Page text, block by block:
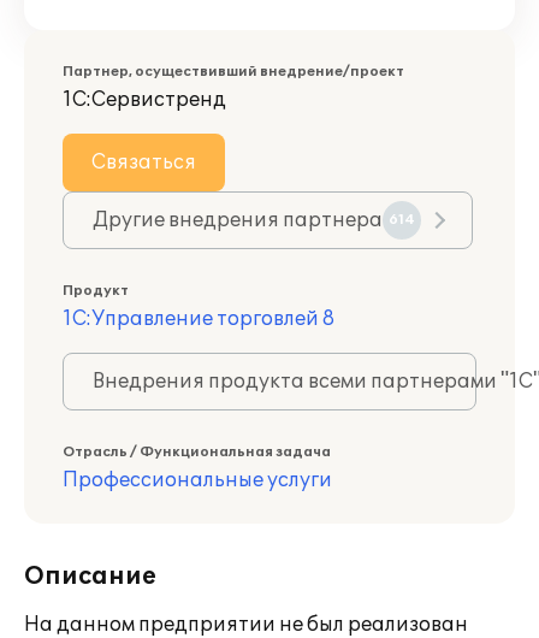
Партнер, осуществивший внедрение/проект
1С:Сервистренд
Связаться
Другие внедрения партнера 614
Продукт
1С:Управление торговлей 8
Внедрения продукта всеми партнерами
Отрасль / Функциональная задача
Профессиональные услуги
Описание
На данном предприятии не был реализован